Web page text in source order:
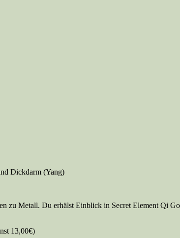
Dickdarm (Yang)
zu Metall. Du erhälst Einblick in Secret Element Qi
13,00€)